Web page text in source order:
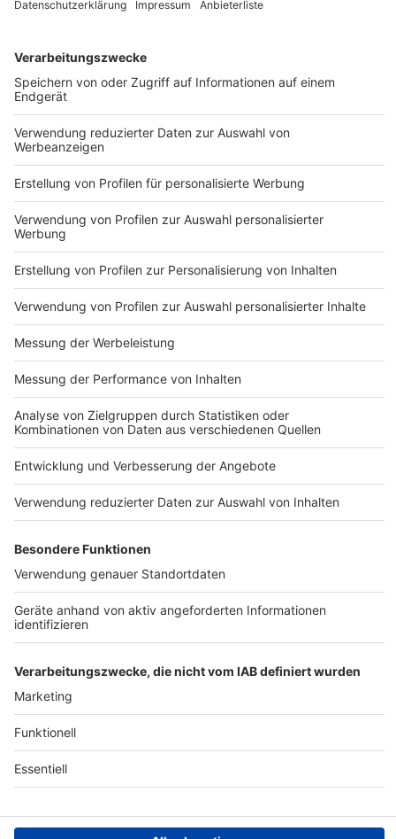
Diese Woche unsere Empfehlung aus der ROCK
Punch - Legacy
DEINE GEMERKTEN ARTIKEL
Du hast dir noch keine Artikel gemerkt
Markiere sie hierfür mit einem
Impressum
Nutzungsbedingungen
Jobs
Presse
Archiv
Teilnahmebedingungen
ANTENNE BAYERN GROUP
Kontakt
Datenschutzerklärung
Cookie- und Drittanbieter-
einstellungen
Persönliche Datenkontrolle
ROCK ANTENNE
Region wechseln
Newsletter